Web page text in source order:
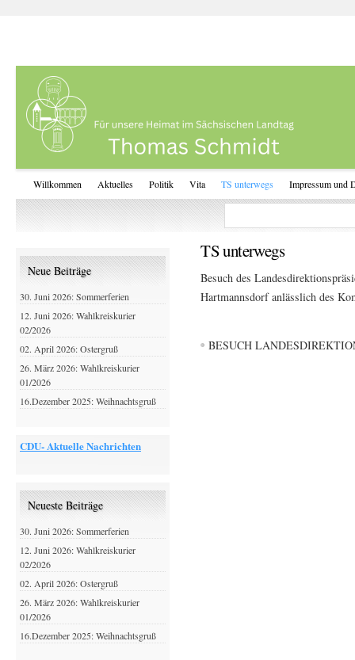
Willkommen Aktuelles Politik Vita TS unterwegs Impressum und
TS unterwegs
Besuch des
Hartmannsdorf anlässlich des
BESUCH
Neue Beiträge
30. Juni 2026: Sommerferien
12. Juni 2026: Wahlkreiskurier
02/2026
02. April 2026: Ostergruß
26. März 2026: Wahlkreiskurier
01/2026
16.Dezember 2025: Weihnachtsgruß
CDU- Aktuelle Nachrichten
Neueste Beiträge
30. Juni 2026: Sommerferien
12. Juni 2026: Wahlkreiskurier
02/2026
02. April 2026: Ostergruß
26. März 2026: Wahlkreiskurier
01/2026
16.Dezember 2025: Weihnachtsgruß